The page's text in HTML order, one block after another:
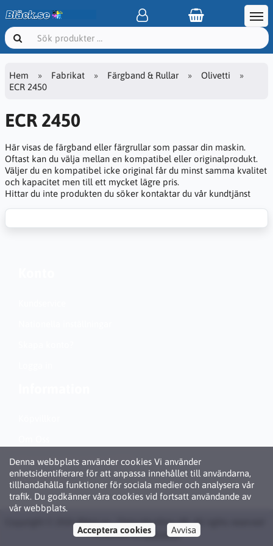
Hem Fabrikat Färgband & Rullar
Olivetti
ECR 2450
ECR 2450
Här visas de färgband eller färgrullar som passar din maskin.
Oftast kan du välja mellan en kompatibel eller originalprodukt.
Väljer du en kompatibel icke original får du minst samma kvalitet
och kapacitet men till ett mycket lägre pris.
Hittar du inte produkten du söker kontaktar du vår kundtjänst
Denna webbplats använder cookies Vi använder
enhetsidentifierare för att anpassa innehållet till användarna,
tillhandahålla funktioner för sociala medier och analysera vår
trafik. Du godkänner våra cookies vid fortsatt användande av
vår webbplats.
Acceptera cookies Avvisa
Personuppgiftspolicy (GDPR)
Om Cookies
Copyright © 2026 Bläck.se / Patronbutiken AB. All rights reserved ·
Powered byLiteCart®